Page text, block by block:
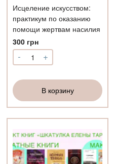
Исцеление искусством:
практикум по оказанию
помощи жертвам насилия
300 грн
-
Количество
Исцеление
практикум
оказанию
помощи
насилия
+
В корзину